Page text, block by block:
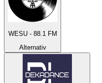
WESU - 88.1 FM
Alternativ